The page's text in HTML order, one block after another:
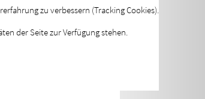
zu verbessern (Tracking Cookies).
der Seite zur Verfügung stehen.